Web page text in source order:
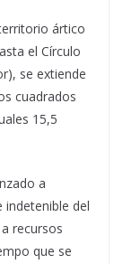
ártico
el Círculo
se extiende
cuadrados
15,5
a
indetenible del
recursos
que se